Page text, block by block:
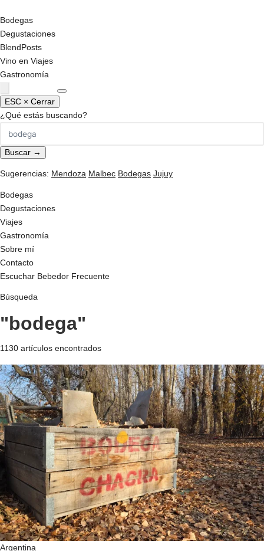
Bodegas
Degustaciones
BlendPosts
Vino en Viajes
Gastronomía
ESC × Cerrar
¿Qué estás buscando?
Buscar →
Sugerencias: Mendoza Malbec Bodegas Jujuy
Bodegas
Degustaciones
Viajes
Gastronomía
Sobre mí
Contacto
Escuchar Bebedor Frecuente
Búsqueda
"bodega"
1130 artículos encontrados
Argentina